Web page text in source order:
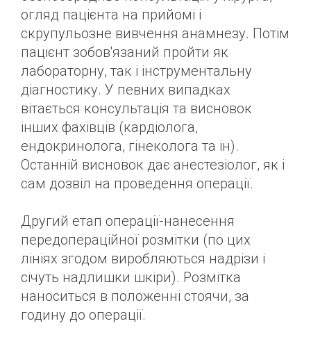
огляд пацієнта на прийомі і
скрупульозне вивчення анамнезу. Потім
пацієнт зобов'язаний пройти як
лабораторну, так і інструментальну
діагностику. У певних випадках
вітається консультація та висновок
інших фахівців (кардіолога,
ендокринолога, гінеколога та ін).
Останній висновок дає анестезіолог, як і
сам дозвіл на проведення операції.
Другий етап операції-нанесення
передопераційної розмітки (по цих
лініях згодом виробляються надрізи і
січуть надлишки шкіри). Розмітка
наноситься в положенні стоячи, за
годину до операції.